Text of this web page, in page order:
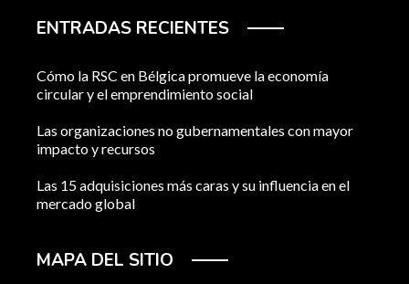
ENTRADAS RECIENTES
Cómo la RSC en Bélgica promueve la economía
circular y el emprendimiento social
Las organizaciones no gubernamentales con mayor
impacto y recursos
Las 15 adquisiciones más caras y su influencia en el
mercado global
MAPA DEL SITIO